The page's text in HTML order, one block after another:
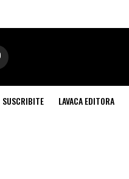
SUSCRIBITE LAVACA EDITORA